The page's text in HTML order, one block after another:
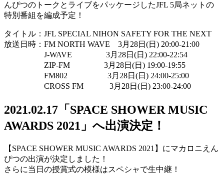
んぴつのトークとライブをパッケージしたJFL 5局ネットの
特別番組を編成予定！
タイトル：JFL SPECIAL NIHON SAFETY FOR THE NEXT
放送日時：FM NORTH WAVE 3月28日(日) 20:00-21:00
J-WAVE 3月28日(日) 22:00-22:54
ZIP-FM 3月28日(日) 19:00-19:55
FM802 3月28日(日) 24:00-25:00
CROSS FM 3月28日(日) 23:00-24:00
2021.02.17 「SPACE SHOWER MUSIC
AWARDS 2021」へ出演決定！
【SPACE SHOWER MUSIC AWARDS 2021】にマカロニえん
ぴつの出演が決定しました！
さらに当日の授賞式の模様はスペシャで生中継！